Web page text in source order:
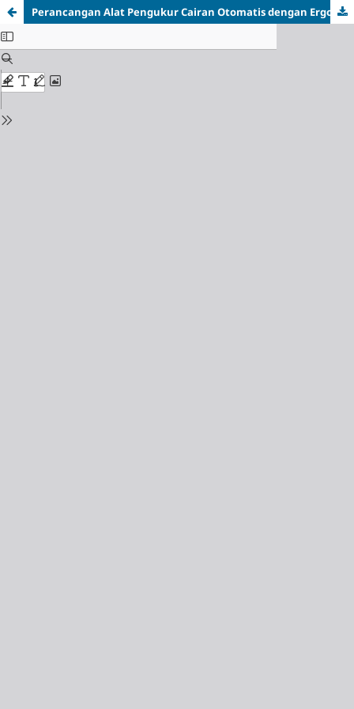
Perancangan Alat Pengukur Cairan Otomatis dengan Ergonomis Untuk Mengurangi Kelelahan Kerja dan Waktu Proses Penimbangan